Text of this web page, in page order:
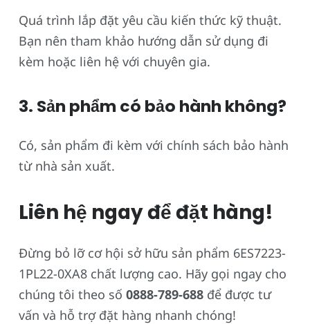
Quá trình lắp đặt yêu cầu kiến thức kỹ thuật.
Bạn nên tham khảo hướng dẫn sử dụng đi
kèm hoặc liên hệ với chuyên gia.
3. Sản phẩm có bảo hành không?
Có, sản phẩm đi kèm với chính sách bảo hành
từ nhà sản xuất.
Liên hệ ngay để đặt hàng!
Đừng bỏ lỡ cơ hội sở hữu sản phẩm 6ES7223-
1PL22-0XA8 chất lượng cao. Hãy gọi ngay cho
chúng tôi theo số 0888-789-688 để được tư
vấn và hỗ trợ đặt hàng nhanh chóng!